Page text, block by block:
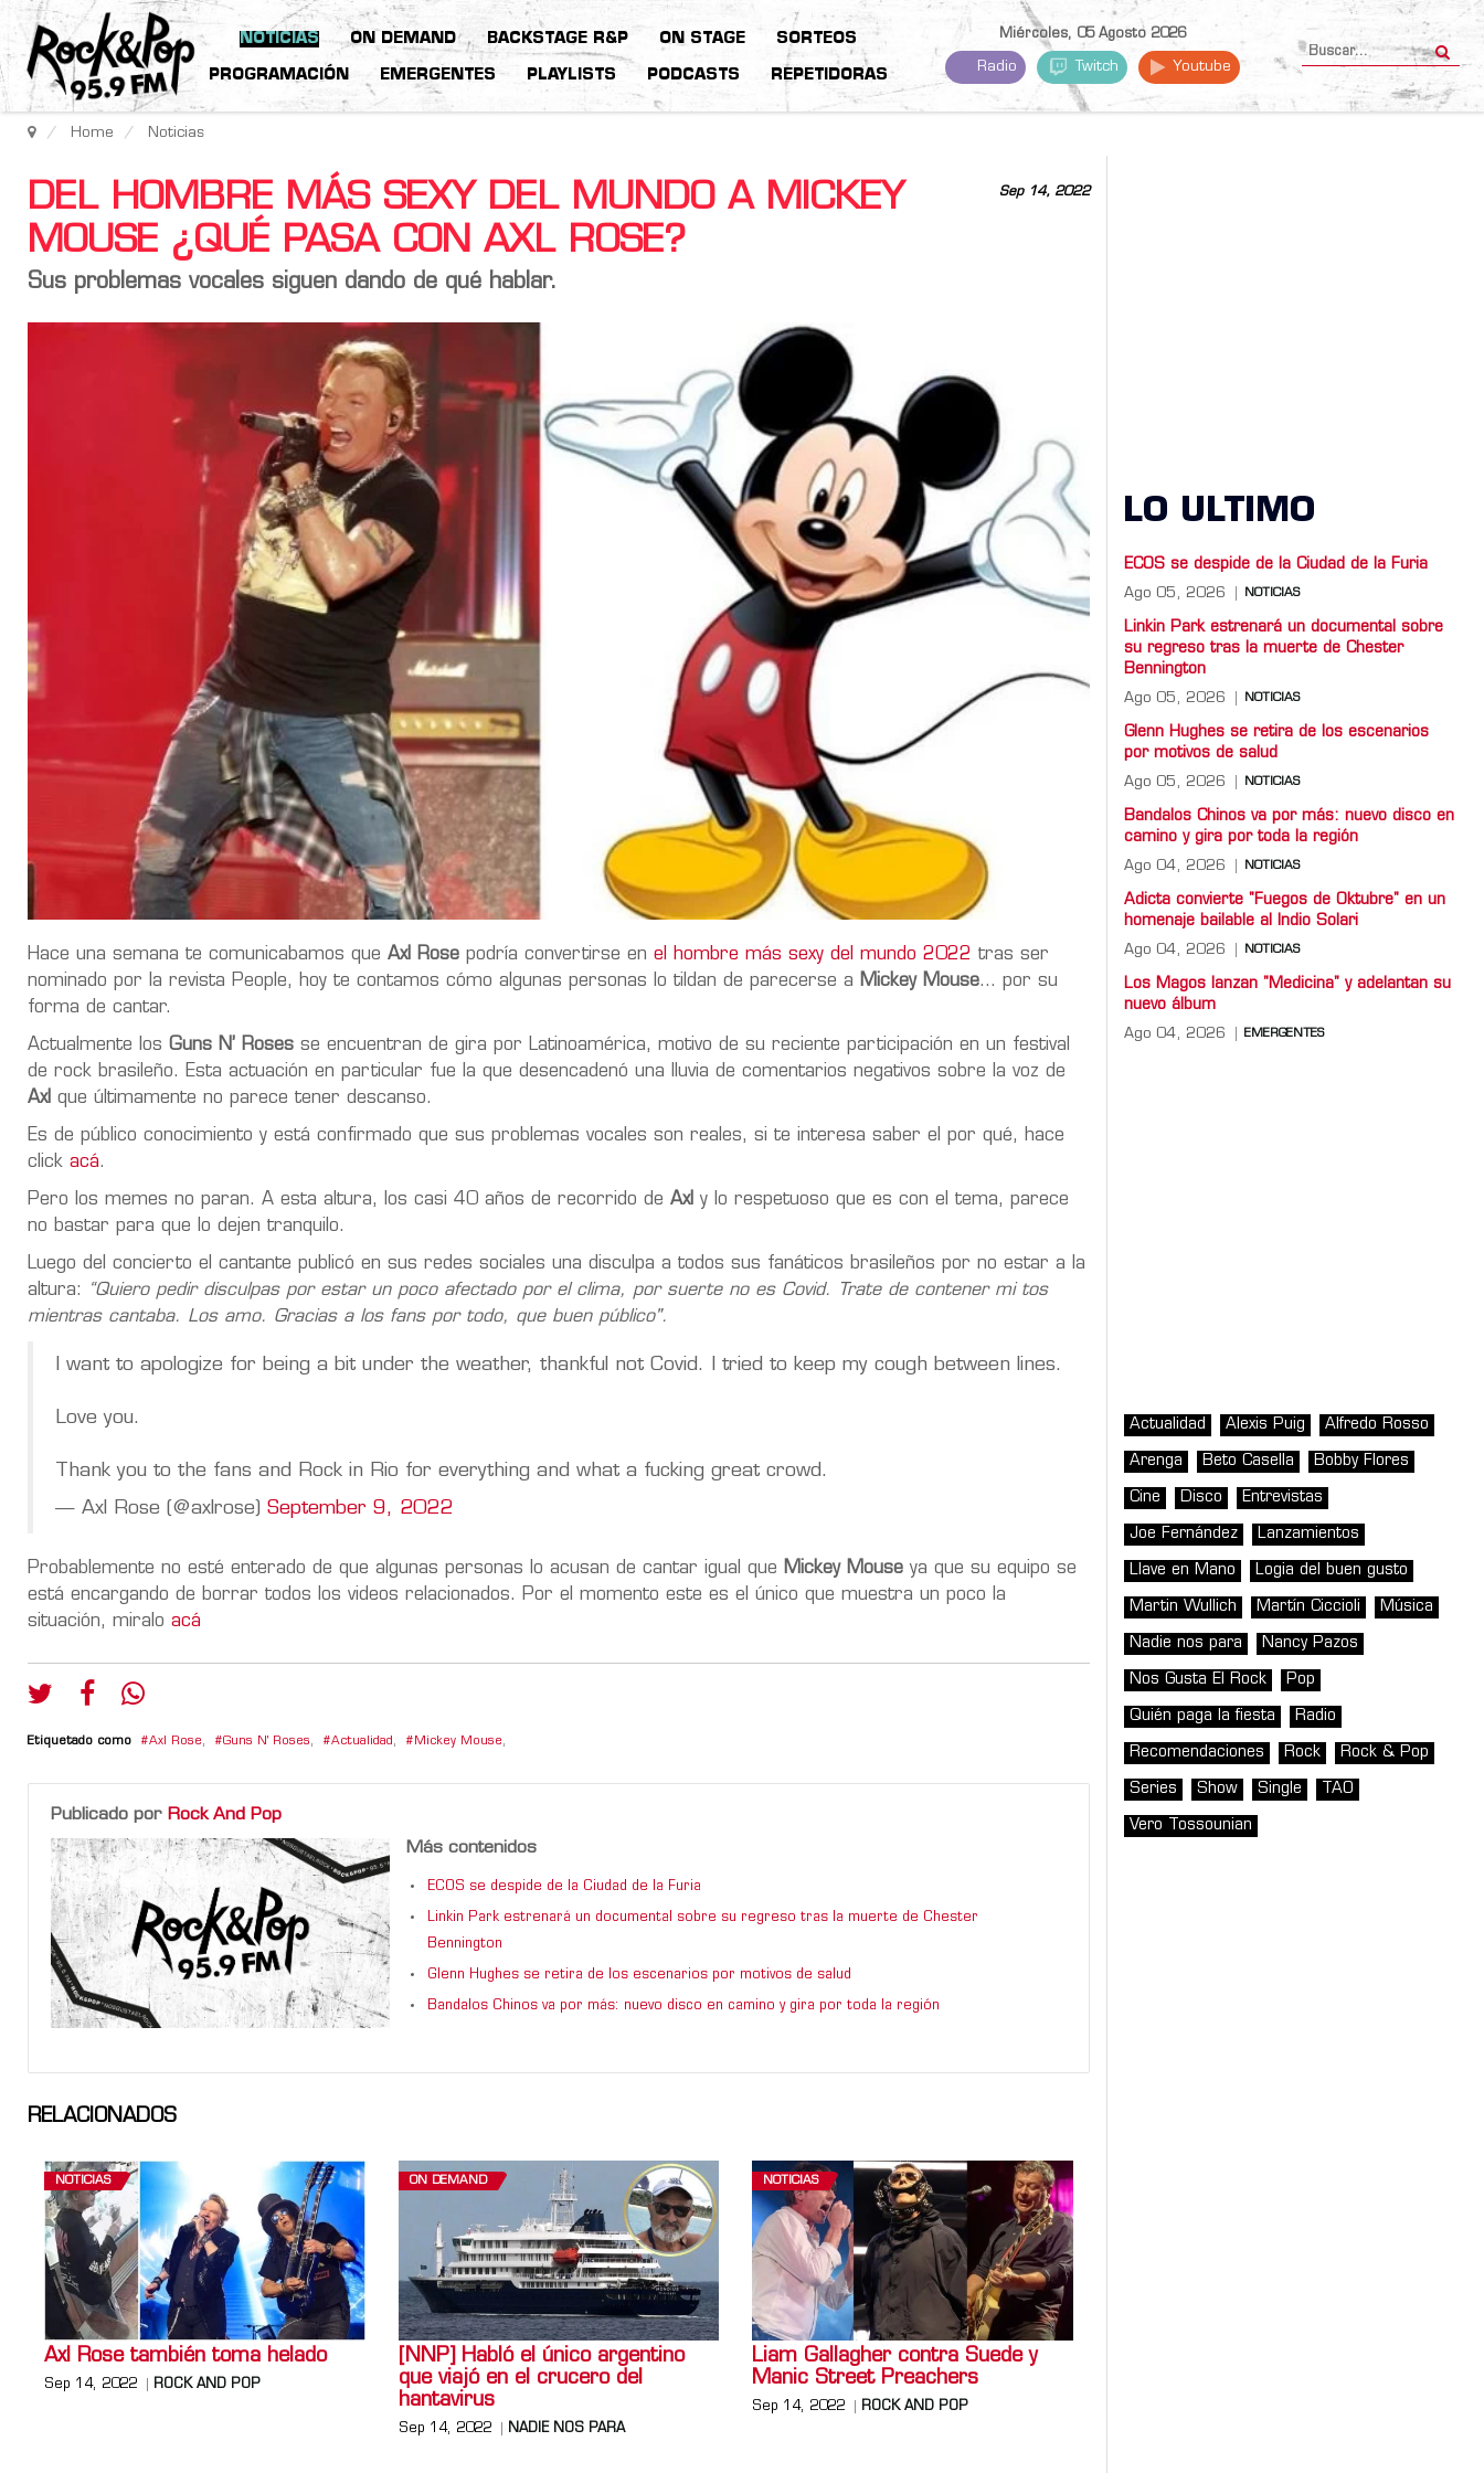
NOTICIAS ON DEMAND BACKSTAGE R&P ON STAGE SORTEOS
PROGRAMACIÓN EMERGENTES PLAYLISTS PODCASTS REPETIDORAS
Miércoles, 05 Agosto 2026
Radio Twitch Youtube
Home Noticias
Sep 14, 2022
DEL HOMBRE MÁS SEXY DEL MUNDO A MICKEY
MOUSE ¿QUÉ PASA CON AXL ROSE?
Sus problemas vocales siguen dando de qué hablar.
Hace una semana te comunicabamos que Axl Rose podría convertirse en el hombre más sexy del mundo 2022 tras ser
nominado por la revista People, hoy te contamos cómo algunas personas lo tildan de parecerse a
Mickey Mouse… por su
forma de cantar.
Actualmente los Guns N’ Roses se encuentran de gira por Latinoamérica, motivo de su reciente participación en un festival
de rock brasileño. Esta actuación en particular fue la que desencadenó una lluvia de comentarios negativos sobre la voz de
Axl que últimamente no parece tener descanso.
Es de público conocimiento y está confirmado que sus problemas vocales son reales, si te interesa saber el por qué, hace
click acá.
Pero los memes no paran. A esta altura, los casi 40 años de recorrido de Axl y lo respetuoso que es con el tema, parece
no bastar para que lo dejen tranquilo.
Luego del concierto el cantante publicó en sus redes sociales una disculpa a todos sus fanáticos brasileños por no estar a la
altura:
“Quiero pedir disculpas por estar un poco afectado por el clima, por suerte no es Covid. Trate de contener mi tos
mientras cantaba. Los amo. Gracias a los fans por todo, que buen público".
I want to apologize for being a bit under the weather, thankful not Covid. I tried to keep my cough between lines.
Love you.
Thank you to the fans and Rock in Rio for everything and what a fucking great crowd.
— Axl Rose (@axlrose) September 9, 2022
Probablemente no esté enterado de que algunas personas lo acusan de cantar igual que Mickey Mouse ya que su equipo se
está encargando de borrar todos los videos relacionados. Por el momento este es el único que muestra un poco la
situación, miralo acá
Etiquetado como Axl Rose, Guns N' Roses, Actualidad , Mickey Mouse,
Publicado por Rock And Pop
Más contenidos
ECOS se despide de la Ciudad de la Furia
Linkin Park estrenará un documental sobre su regreso tras la muerte de Chester
Bennington
Glenn Hughes se retira de los escenarios por motivos de salud
Bandalos Chinos va por más: nuevo disco en camino y gira por toda la región
RELACIONADOS
NOTICIAS
Axl Rose también toma helado
Sep 14, 2022 ROCK AND POP
ON DEMAND
[NNP] Habló el único argentino
que viajó en el crucero del
hantavirus
Sep 14, 2022 NADIE NOS PARA
NOTICIAS
Liam Gallagher contra Suede y
Manic Street Preachers
Sep 14, 2022 ROCK AND POP
LO ULTIMO
ECOS se despide de la Ciudad de la Furia
Ago 05, 2026 NOTICIAS
Linkin Park estrenará un documental sobre
su regreso tras la muerte de Chester
Bennington
Ago 05, 2026 NOTICIAS
Glenn Hughes se retira de los escenarios
por motivos de salud
Ago 05, 2026 NOTICIAS
Bandalos Chinos va por más: nuevo disco en
camino y gira por toda la región
Ago 04, 2026 NOTICIAS
Adicta convierte "Fuegos de Oktubre" en un
homenaje bailable al Indio Solari
Ago 04, 2026 NOTICIAS
Los Magos lanzan "Medicina" y adelantan su
nuevo álbum
Ago 04, 2026 EMERGENTES
Actualidad Alexis Puig Alfredo Rosso
Arenga Beto Casella Bobby Flores
Cine Disco Entrevistas
Joe Fernández Lanzamientos
Llave en Mano Logia del buen gusto
Martin Wullich Martín Ciccioli Música
Nadie nos para Nancy Pazos
Nos Gusta El Rock Pop
Quién paga la fiesta Radio
Recomendaciones Rock Rock & Pop
Series Show Single TAO
Vero Tossounian